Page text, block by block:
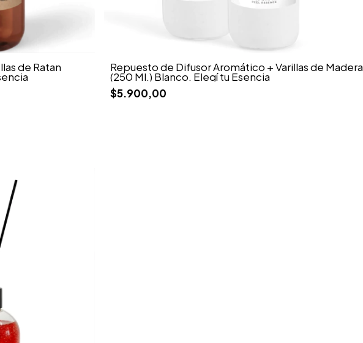
de Ratan Repuesto de Difusor Aromático + Varillas de Madera
(250 Ml.) Blanco. Elegí tu Esencia
$5.900,00